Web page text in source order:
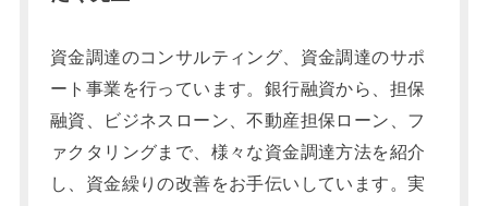
資金調達のコンサルティング、資金調達のサポ
ート事業を行っています。銀行融資から、担保
融資、ビジネスローン、不動産担保ローン、フ
ァクタリングまで、様々な資金調達方法を紹介
し、資金繰りの改善をお手伝いしています。実